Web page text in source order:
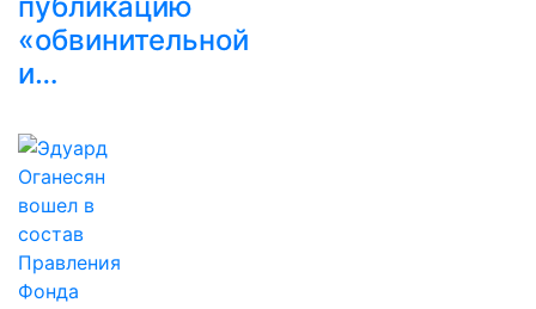
«обвинительной
и…